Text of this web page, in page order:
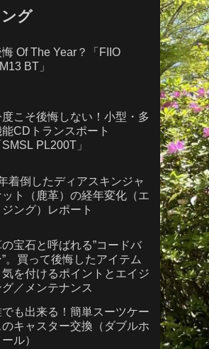
グ
Of The Year？「FIIO
BT」
度こそ後悔しない！小型・多
CDトランスポート
SMSL PL200T」
着倒したディアスキンジャ
ット（鹿革）の経年変化（エ
ジング）レポート
宝石と呼ばれる”コードバ
”。買って後悔したアイテム
気を付けるポイントとエイジ
グ／メンテナンス
でも出来る！簡単スーツケー
のキャスター交換（ダブルホ
ル）